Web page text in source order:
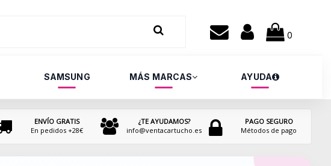
0
SAMSUNG MÁS MARCAS AYUDA
ENVÍO GRATIS
En pedidos +28€
¿TE AYUDAMOS?
info@ventacartucho.es
PAGO SEGURO
Métodos de pago